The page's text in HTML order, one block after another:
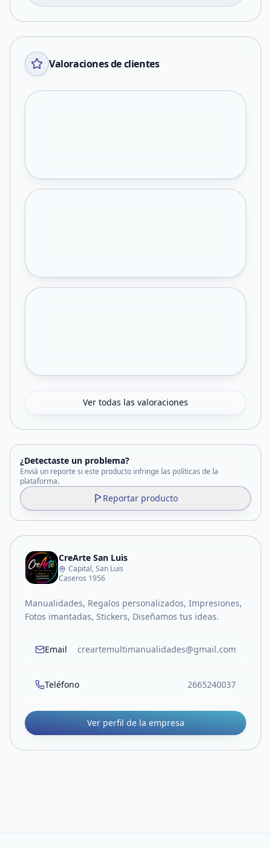
Valoraciones de clientes
Ver todas las valoraciones
¿Detectaste un problema?
Enviá un reporte si este producto infringe las políticas de la
plataforma.
Reportar producto
CreArte San Luis
Capital, San Luis
Caseros 1956
Manualidades, Regalos personalizados, Impresiones,
Fotos imantadas, Stickers, Diseñamos tus ideas.
Email creartemultimanualidades@gmail.com
Teléfono 2665240037
Ver perfil de la empresa